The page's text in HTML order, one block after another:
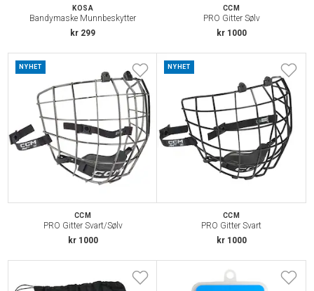
KOSA
Bandymaske Munnbeskytter
kr 299
CCM
PRO Gitter Sølv
kr 1000
NYHET
CCM
PRO Gitter Svart/Sølv
kr 1000
NYHET
CCM
PRO Gitter Svart
kr 1000